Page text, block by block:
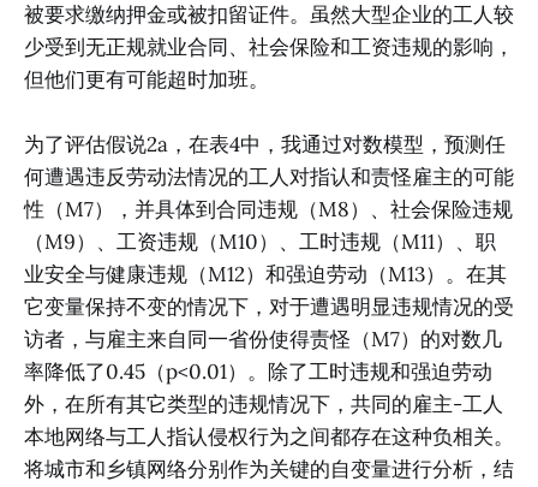
被要求缴纳押金或被扣留证件。虽然大型企业的工人较
少受到无正规就业合同、社会保险和工资违规的影响，
但他们更有可能超时加班。
为了评估假说2a，在表4中，我通过对数模型，预测任
何遭遇违反劳动法情况的工人对指认和责怪雇主的可能
性（M7），并具体到合同违规（M8）、社会保险违规
（M9）、工资违规（M10）、工时违规（M11）、职
业安全与健康违规（M12）和强迫劳动（M13）。在其
它变量保持不变的情况下，对于遭遇明显违规情况的受
访者，与雇主来自同一省份使得责怪（M7）的对数几
率降低了0.45（p<0.01）。除了工时违规和强迫劳动
外，在所有其它类型的违规情况下，共同的雇主-工人
本地网络与工人指认侵权行为之间都存在这种负相关。
将城市和乡镇网络分别作为关键的自变量进行分析，结